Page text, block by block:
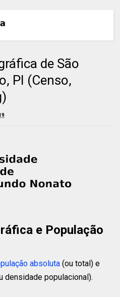
de São
PI (Censo,
e População
absoluta (ou total) e
densidade populacional).